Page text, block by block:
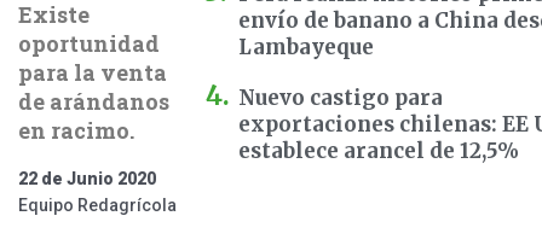
Existe
oportunidad
para la venta
de arándanos
en racimo.
22 de Junio 2020
Equipo Redagrícola
envío de banano a China
Lambayeque
Nuevo castigo para
exportaciones chilenas: EE
establece arancel de 12,5%